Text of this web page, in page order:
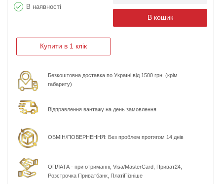
В наявності
В кошик
Купити в 1 клік
Безкоштовна доставка по Україні від 1500 грн. (крім
габариту)
Відправлення вантажу на день замовлення
ОБМІН/ПОВЕРНЕННЯ: Без проблем протягом 14 днів
ОПЛАТА - при отриманні, Visa/MasterCard, Приват24,
Розстрочка Приватбанк, ПлатіПізніше